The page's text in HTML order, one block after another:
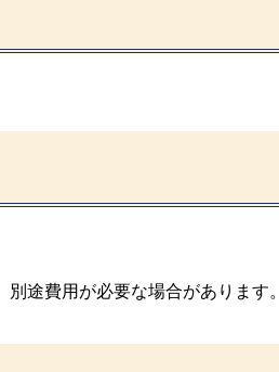
途費用が必要な場合があります。